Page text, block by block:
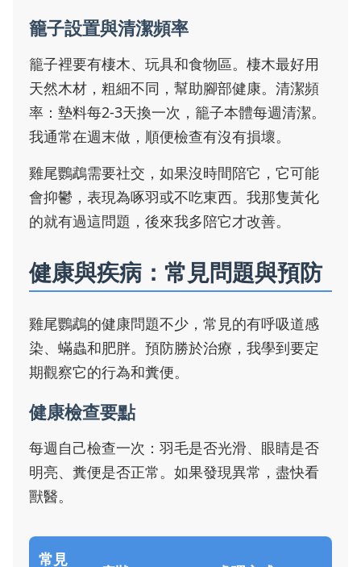
籠子設置與清潔頻率
籠子裡要有棲木、玩具和食物區。棲木最好用
天然木材，粗細不同，幫助腳部健康。清潔頻
率：墊料每2-3天換一次，籠子本體每週清潔。
我通常在週末做，順便檢查有沒有損壞。
雞尾鸚鵡需要社交，如果沒時間陪它，它可能
會抑鬱，表現為啄羽或不吃東西。我那隻黃化
的就有過這問題，後來我多陪它才改善。
健康與疾病：常見問題與預防
雞尾鸚鵡的健康問題不少，常見的有呼吸道感
染、蟎蟲和肥胖。預防勝於治療，我學到要定
期觀察它的行為和糞便。
健康檢查要點
每週自己檢查一次：羽毛是否光滑、眼睛是否
明亮、糞便是否正常。如果發現異常，盡快看
獸醫。
常見